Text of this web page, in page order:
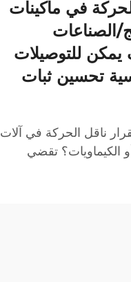
في ماكينات
الصناعات
يمكن للتوصيلات
تحسين ثبات
ناقل الحركة في آلات
الكيماويات؟ تقضي